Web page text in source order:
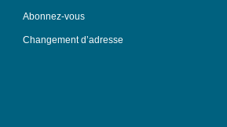
Abonnez-vous
Changement d’adresse